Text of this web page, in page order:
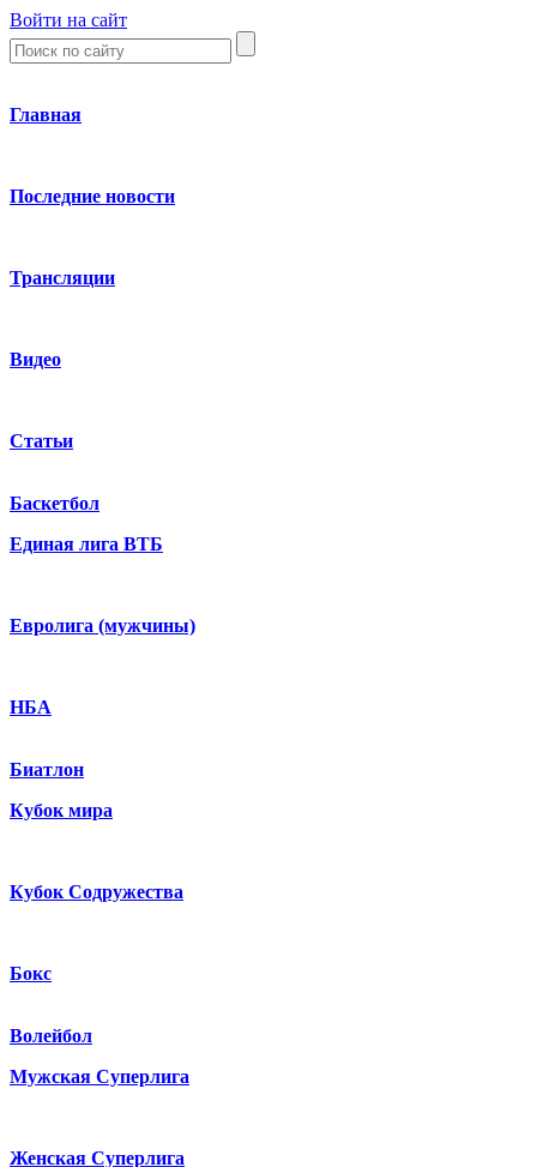
Войти на сайт
Главная
Последние новости
Трансляции
Видео
Статьи
Баскетбол
Единая лига ВТБ
Евролига (мужчины)
НБА
Биатлон
Кубок мира
Кубок Содружества
Бокс
Волейбол
Мужская Суперлига
Женская Суперлига